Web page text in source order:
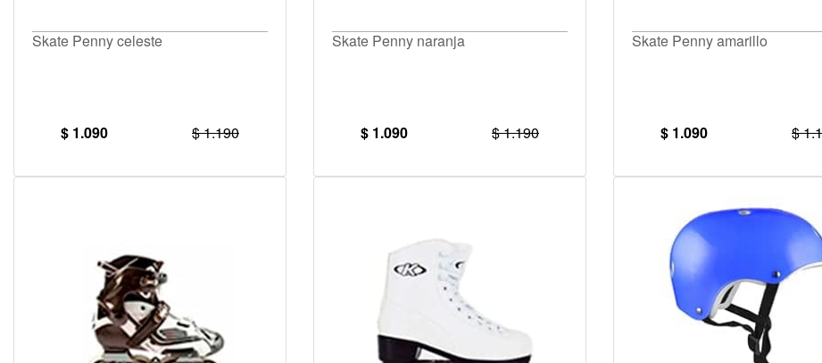
Skate Penny celeste
$ 1.090 $ 1.190
Skate Penny naranja
$ 1.090 $ 1.190
Skate Penny amarillo
$ 1.090 $